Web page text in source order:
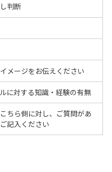
判断
メージをお伝えください
に対する知識・経験の有無
ちら側に対し、ご質問があ
記入ください